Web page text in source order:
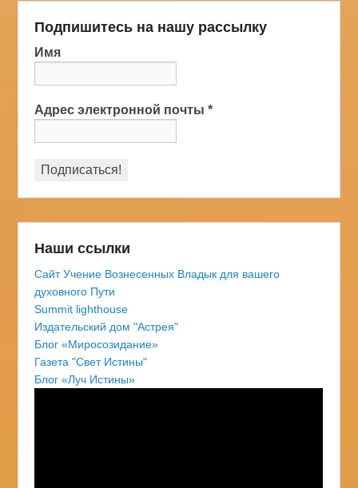
Подпишитесь на нашу рассылку
Имя
Адрес электронной почты*
Наши ссылки
Сайт Учение Вознесенных Владык для вашего
духовного Пути
Summit lighthouse
Издательский дом "Астрея"
Блог «Миросозидание»
Газета "Свет Истины"
Блог «Луч Истины»